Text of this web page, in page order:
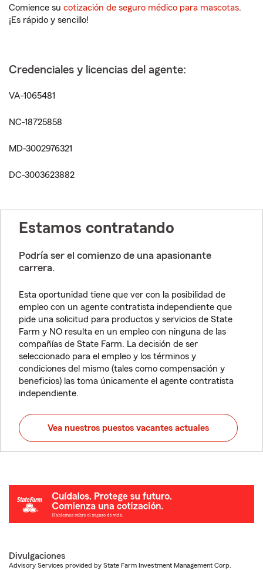
Comience su cotización de seguro médico para mascotas.
¡Es rápido y sencillo!
Credenciales y licencias del agente:
VA-1065481
NC-18725858
MD-3002976321
DC-3003623882
Estamos contratando
Podría ser el comienzo de una apasionante
carrera.
Esta oportunidad tiene que ver con la posibilidad de
empleo con un agente contratista independiente que
pide una solicitud para productos y servicios de State
Farm y NO resulta en un empleo con ninguna de las
compañías de State Farm. La decisión de ser
seleccionado para el empleo y los términos y
condiciones del mismo (tales como compensación y
beneficios) las toma únicamente el agente contratista
independiente.
Vea nuestros puestos vacantes actuales
Divulgaciones
Advisory Services provided by State Farm Investment Management Corp.